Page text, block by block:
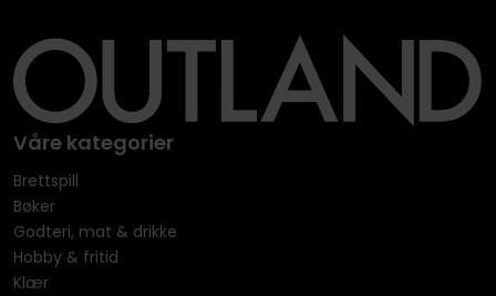
Våre kategorier
Brettspill
Bøker
Godteri, mat & drikke
Hobby & fritid
Klær